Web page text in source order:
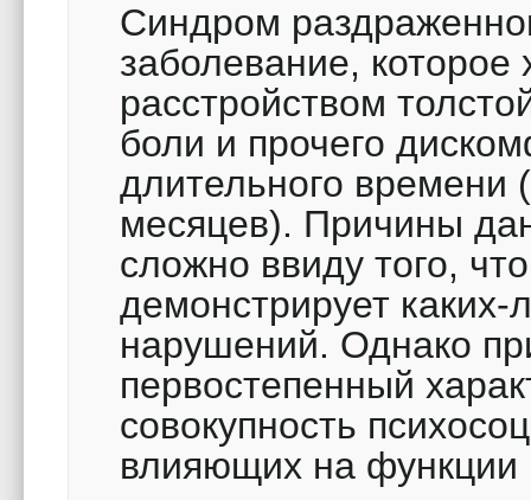
Синдром
заболевание, которое
расстройством
боли и прочего
длительного времени
месяцев). Причины
сложно ввиду того,
демонстрирует каких-
нарушений. Однако
первостепенный
совокупность
влияющих на функции